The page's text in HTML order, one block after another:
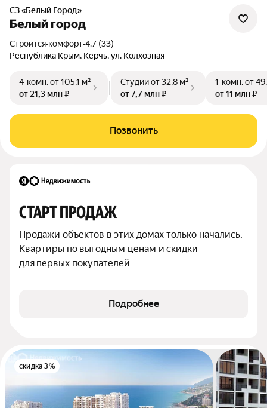
СЗ «Белый Город»
Белый город
Строится•комфорт•4.7 (33)
Республика Крым, Керчь, ул. Колхозная
4-комн.от 105,1 м²
от 21,3 млн ₽
Студииот 32,8 м²
от 7,7 млн ₽
1-комн.от
от 11 млн ₽
Позвонить
СТАРТ ПРОДАЖ
Продажи объектов в этих домах только начались.
Квартиры по выгодным ценам и скидки
для первых покупателей
Подробнее
скидка 3%